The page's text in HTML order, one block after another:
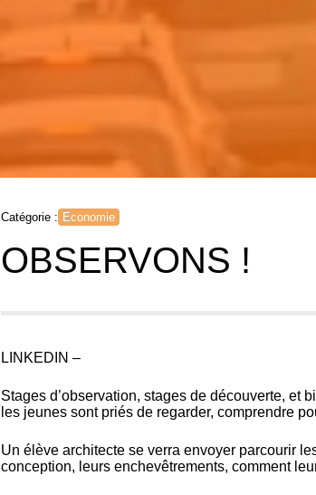
Catégorie : Economie
OBSERVONS !
LINKEDIN –
Stages d’observation, stages de découverte, et
les jeunes sont priés de regarder, comprendre
Un élève architecte se verra envoyer parcourir
conception, leurs enchevêtrements, comment